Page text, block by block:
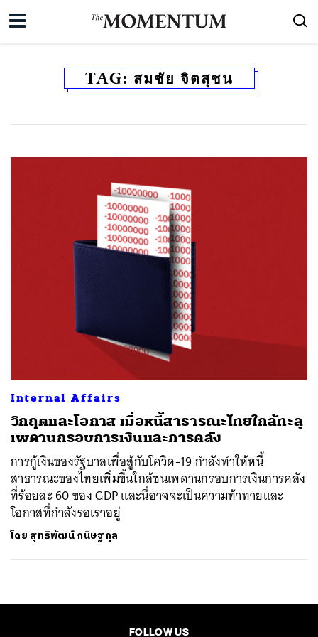
TAG: สมชัย จิตสุชน
Internal Affairs
วิกฤตและโอกาส เมื่อหนี้สาธารณะไทยใกล้ทะลุ
เพดานกรอบการเงินและการคลัง
การกู้เงินของรัฐบาลเพื่อสู้กับโควิด-19 กำลังทำให้หนี้
สาธารณะของไทยเพิ่มขึ้นใกล้ชนเพดานกรอบการเงินการคลัง
ที่ร้อยละ 60 ของ GDP และนี่อาจจะเป็นความท้าทายและ
โอกาสที่กำลังรอเราอยู่
โดย สุทธิพัฒน์ กนิษฐกุล
FOLLOW US
TWEET